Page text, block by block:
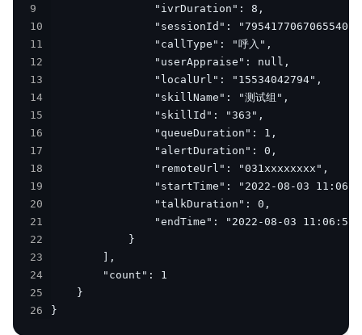
9
10
11
12
13
14
15
16
17
18
19
20
21
22
23
24
25
26
}